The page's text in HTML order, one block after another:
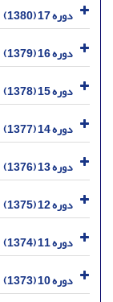
دوره 17 (1380)
دوره 16 (1379)
دوره 15 (1378)
دوره 14 (1377)
دوره 13 (1376)
دوره 12 (1375)
دوره 11 (1374)
دوره 10 (1373)